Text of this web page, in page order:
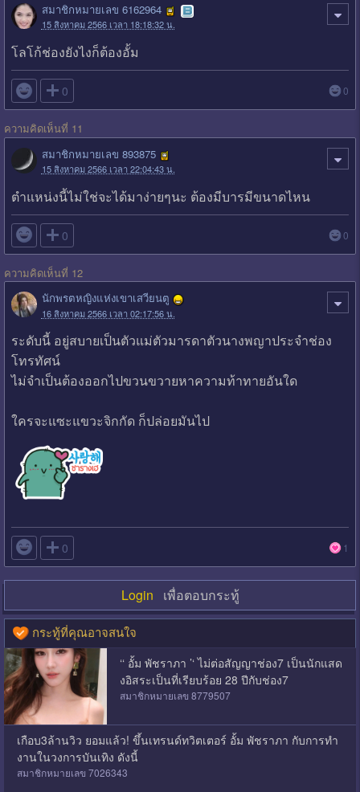
สมาชิกหมายเลข 6162964
15 สิงหาคม 2566 เวลา 18:18:32 น.
โลโก้ช่องยังไงก็ต้องอั้ม
 0 0
ความคิดเห็นที่ 11
สมาชิกหมายเลข 893875
15 สิงหาคม 2566 เวลา 22:04:43 น.
ตำแหน่งนี้ไม่ใช่จะได้มาง่ายๆนะ ต้องมีบารมีขนาดไหน
 0 0
ความคิดเห็นที่ 12
นักพรตหญิงแห่งเขาเสวียนตู
16 สิงหาคม 2566 เวลา 02:17:56 น.
ระดับนี้ อยู่สบายเป็นตัวแม่ตัวมารดาตัวนางพญาประจำช่อง
โทรทัศน์
ไม่จำเป็นต้องออกไปขวนขวายหาความท้าทายอันใด
ใครจะแซะแขวะจิกกัด ก็ปล่อยมันไป
 0 1
Login เพื่อตอบกระทู้
กระทู้ที่คุณอาจสนใจ
‘‘ อั้ม พัชราภา ’‘ ไม่ต่อสัญญาช่อง7 เป็นนักแสด
งอิสระเป็นที่เรียบร้อย 28 ปีกับช่อง7
สมาชิกหมายเลข 8779507
เกือบ3ล้านวิว ยอมแล้ว! ขึ้นเทรนด์ทวิตเตอร์ อั้ม พัชราภา กับการทำ
งานในวงการบันเทิง ดังนี้
สมาชิกหมายเลข 7026343